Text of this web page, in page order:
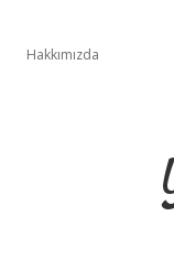
Hakkımızda